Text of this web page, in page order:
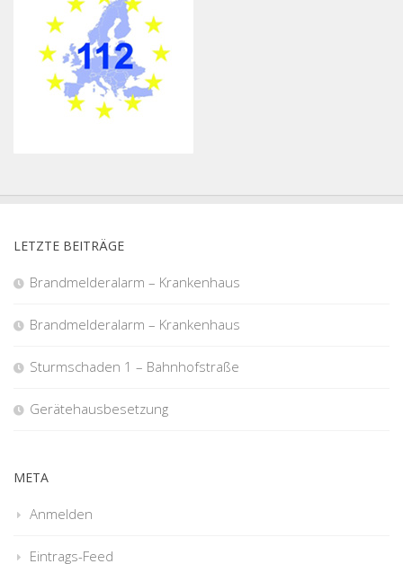
LETZTE BEITRÄGE
Brandmelderalarm – Krankenhaus
Brandmelderalarm – Krankenhaus
Sturmschaden 1 – Bahnhofstraße
Gerätehausbesetzung
META
Anmelden
Eintrags-Feed